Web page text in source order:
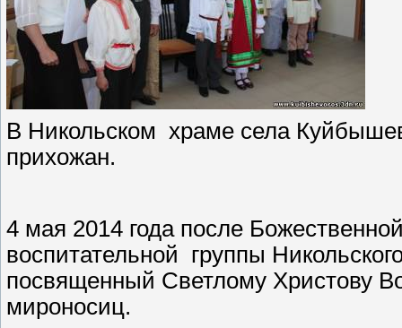
В Никольском храме села
прихожан.
4 мая 2014 года после
воспитательной группы
посвященный Светлому Христову
мироносиц.